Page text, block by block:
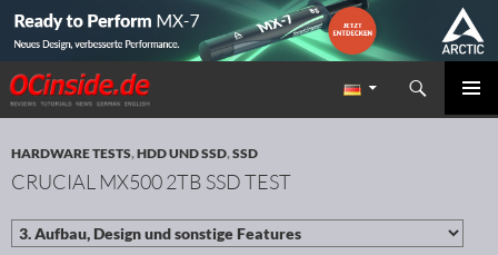
Redaktion ocinside.de PC Hardware Portal
Suchen
ZUM INHALT SPRINGEN
HARDWARE TESTS,HDD UND SSD,SSD
CRUCIAL MX500 2TB SSD TEST